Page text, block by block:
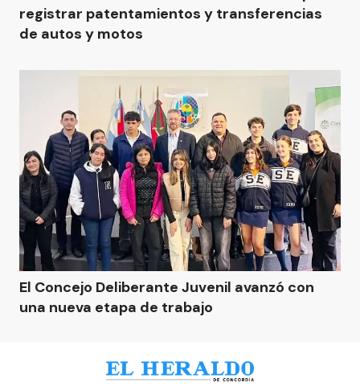
registrar patentamientos y transferencias
de autos y motos
El Concejo Deliberante Juvenil avanzó con
una nueva etapa de trabajo